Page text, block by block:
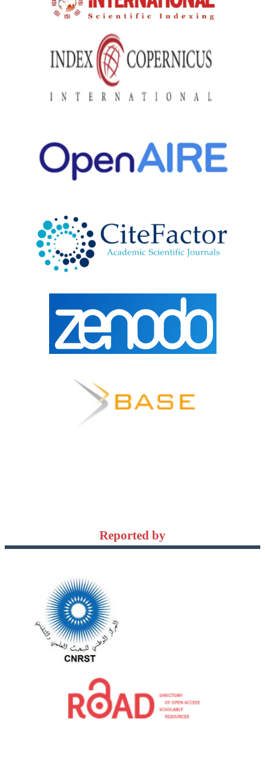
Reported by